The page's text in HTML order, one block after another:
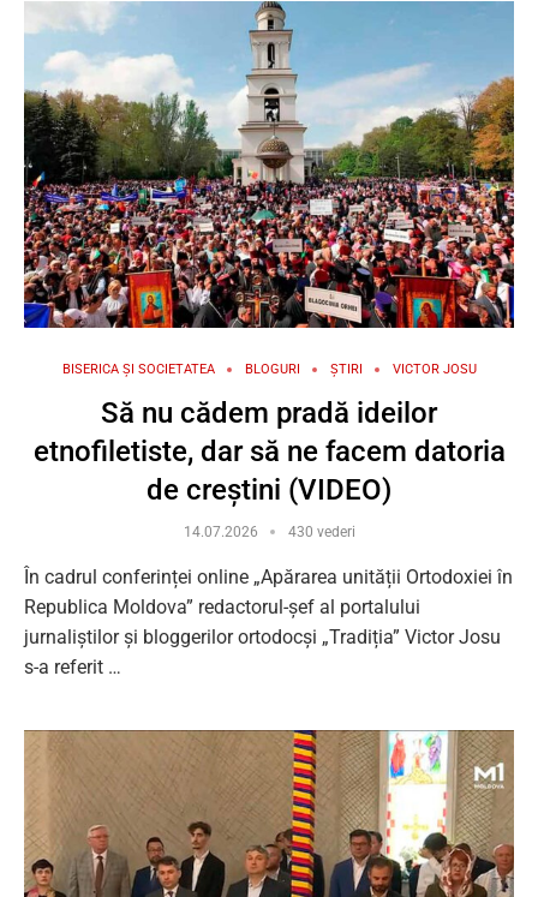
BISERICA ȘI SOCIETATEA BLOGURI ȘTIRI VICTOR JOSU
Să nu cădem pradă ideilor
etnofiletiste, dar să ne facem datoria
de creștini (VIDEO)
14.07.2026 430 vederi
În cadrul conferinței online „Apărarea unității Ortodoxiei în
Republica Moldova” redactorul-șef al portalului
jurnaliștilor și bloggerilor ortodocși „Tradiția” Victor Josu
s-a referit …